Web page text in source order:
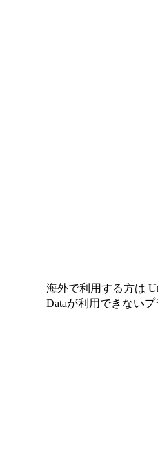
海外で利用する方は
Dataが利用できない